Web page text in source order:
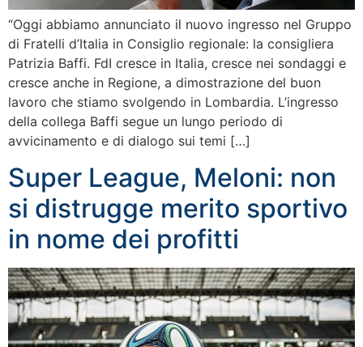
“Oggi abbiamo annunciato il nuovo ingresso nel Gruppo
di Fratelli d’Italia in Consiglio regionale: la consigliera
Patrizia Baffi. FdI cresce in Italia, cresce nei sondaggi e
cresce anche in Regione, a dimostrazione del buon
lavoro che stiamo svolgendo in Lombardia. L’ingresso
della collega Baffi segue un lungo periodo di
avvicinamento e di dialogo sui temi […]
Super League, Meloni: non
si distrugge merito sportivo
in nome dei profitti